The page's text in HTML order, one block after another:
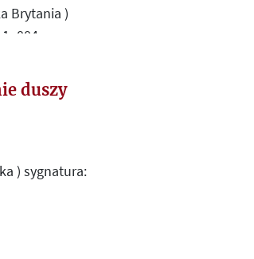
w samej
Brytania )
pt.
1939-1944”
Literacki).
duszy
) sygnatura: